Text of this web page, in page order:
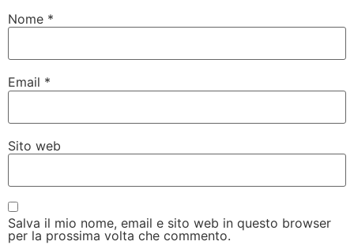
Nome *
Email *
Sito web
Salva il mio nome, email e sito web in questo browser
per la prossima volta che commento.